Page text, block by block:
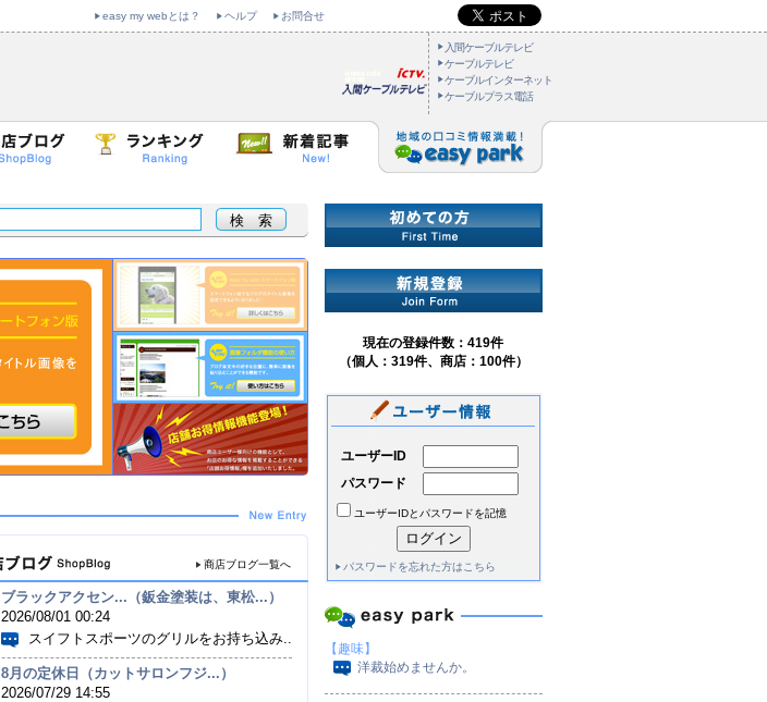
easy my webとは？ ヘルプ お問合せ
入間ケーブルテレビ
ケーブルテレビ
ケーブルインターネット
ケーブルプラス電話
商店ブログ一覧へ
ブラックアクセン...（鈑金塗装は、東松...）
2026/08/01 00:24
スイフトスポーツのグリルをお持ち込み...
8月の定休日（カットサロンフジ...）
2026/07/29 14:55
現在の登録件数：419件
（個人：319件、商店：100件）
ユーザーID
パスワード
ユーザーIDとパスワードを記憶
パスワードを忘れた方はこちら
【趣味】
洋裁始めませんか。